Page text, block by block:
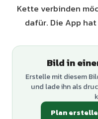
Kette verbinden
dafür. Die App
Bild in
Erstelle mit diesem
und lade ihn als
Plan